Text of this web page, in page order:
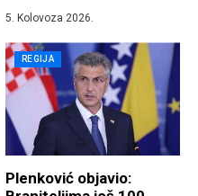
5. Kolovoza 2026.
REGIJA
Plenković objavio: